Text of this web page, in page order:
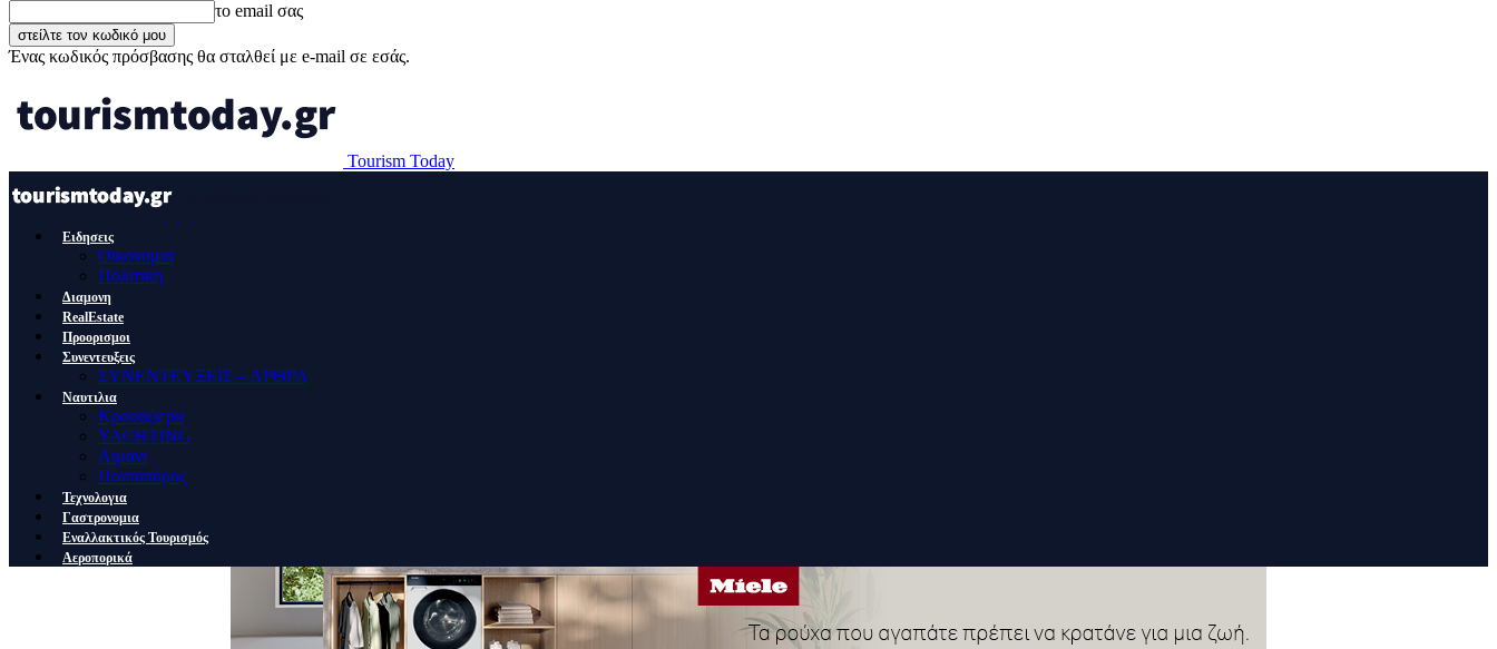
το email σας
Ένας κωδικός πρόσβασης θα σταλθεί με e-mail σε εσάς.
Tourism Today
Ειδησεις
Οικονομια
Πολιτικη
Διαμονη
RealEstate
Προορισμοι
Συνεντευξεις
ΣΥΝΕΝΤΕΥΞΕΙΣ – ΑΡΘΡΑ
Ναυτιλια
Κρουαζιερα
YACHTING
Λιμανι
Ποντοπορος
Τεχνολογια
Γαστρονομια
Εναλλακτικός Τουρισμός
Αεροπορικά